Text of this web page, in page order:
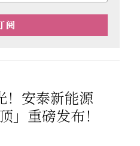
阅
！安泰新能源
」重磅发布！